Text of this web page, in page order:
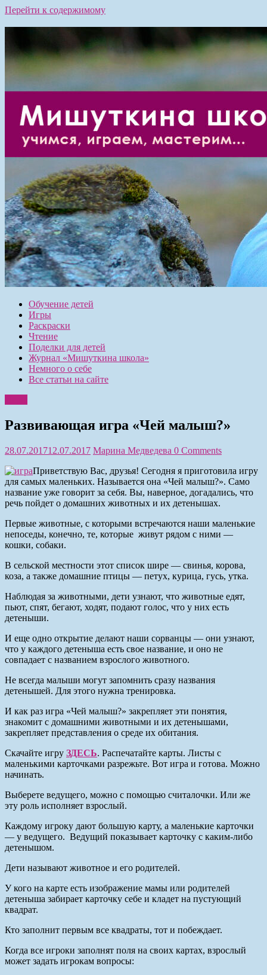
Перейти к содержимому
Обучение детей
Игры
Раскраски
Чтение
Поделки для детей
Журнал «Мишуткина школа»
Немного о себе
Все статьи на сайте
Развивающая игра «Чей малыш?»
28.07.201712.07.2017 Марина Медведева 0 Comments
Приветствую Вас, друзья! Сегодня я приготовила игру
для самых маленьких. Называется она «Чей малыш?». Само
название уже говорит за себя. Вы, наверное, догадались, что
речь пойдет о домашних животных и их детенышах.
Первые животные, с которыми встречаются наши маленькие
непоседы, конечно, те, которые живут рядом с ними —
кошки, собаки.
В сельской местности этот список шире — свинья, корова,
коза, а также домашние птицы — петух, курица, гусь, утка.
Наблюдая за животными, дети узнают, что животные едят,
пьют, спят, бегают, ходят, подают голос, что у них есть
детеныши.
И еще одно открытие делают наши сорванцы — они узнают,
что у каждого детеныша есть свое название, и оно не
совпадает с названием взрослого животного.
Не всегда малыши могут запомнить сразу названия
детенышей. Для этого нужна тренировка.
И как раз игра «Чей малыш?» закрепляет эти понятия,
знакомит с домашними животными и их детенышами,
закрепляет представления о среде их обитания.
Скачайте игру ЗДЕСЬ. Распечатайте карты. Листы с
маленькими карточками разрежьте. Вот игра и готова. Можно
начинать.
Выберете ведущего, можно с помощью считалочки. Или же
эту роль исполняет взрослый.
Каждому игроку дают большую карту, а маленькие карточки
— у ведущего. Ведущий показывает карточку с каким-либо
детенышом.
Дети называют животное и его родителей.
У кого на карте есть изображение мамы или родителей
детеныша забирает карточку себе и кладет на пустующий
квадрат.
Кто заполнит первым все квадраты, тот и побеждает.
Когда все игроки заполнят поля на своих картах, взрослый
может задать игрокам вопросы: